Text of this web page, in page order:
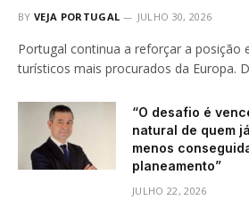
BY VEJA PORTUGAL JULHO 30, 2026
Portugal continua a reforçar a posição
turísticos mais procurados da Europa.
“O desafio é
natural de quem
menos
planeamento”
JULHO 22, 2026